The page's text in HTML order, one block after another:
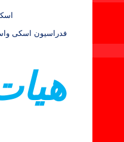
فدراسیون اسکی